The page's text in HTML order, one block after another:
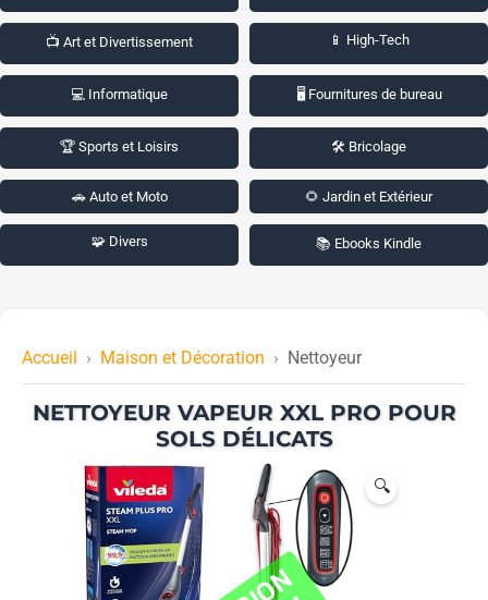
📺 Art et Divertissement 📱 High-Tech
💻 Informatique 🖥️ Fournitures de bureau
🏆 Sports et Loisirs 🛠️ Bricolage
🚗 Auto et Moto 🌻 Jardin et Extérieur
🧩 Divers 📚 Ebooks Kindle
Accueil Maison et Décoration Nettoyeur
NETTOYEUR VAPEUR XXL PRO POUR
SOLS DÉLICATS
🔍